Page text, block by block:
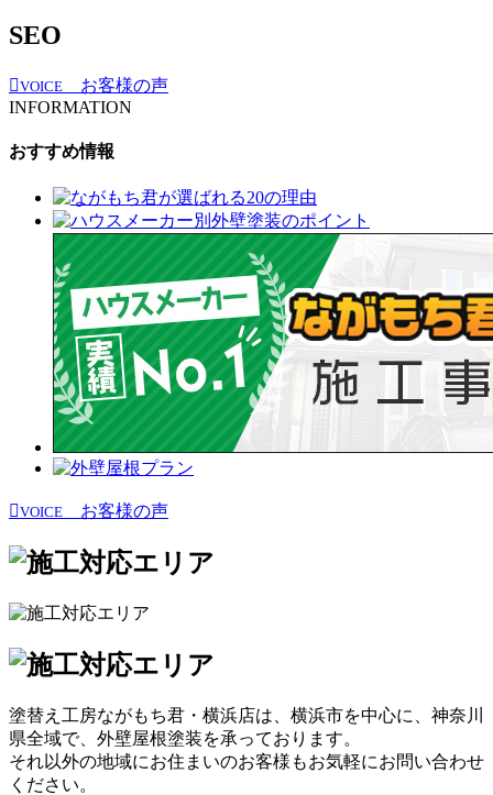
SEO
VOICE
お客様の声
INFORMATION
おすすめ情報
VOICE お客様の声
塗替え工房ながもち君・横浜店は、横浜市を中心に、神奈川
県全域で、外壁屋根塗装を承っております。
それ以外の地域にお住まいのお客様もお気軽にお問い合わせ
ください。